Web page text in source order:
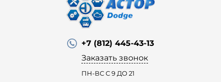
+7 (812) 445-43-13
Заказать звонок
ПН-ВС С 9 ДО 21